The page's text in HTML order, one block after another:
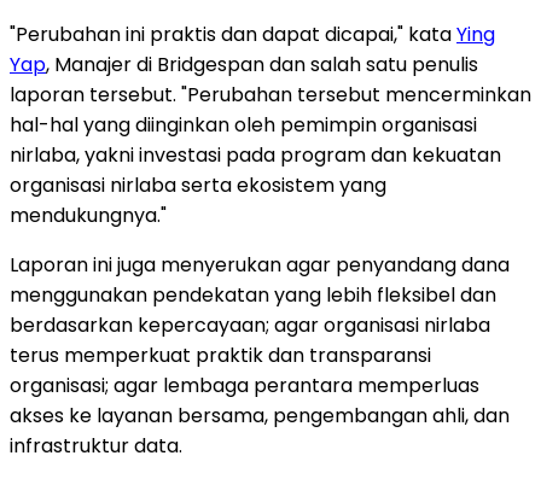
"Perubahan ini praktis dan dapat dicapai," kataYing
Yap, Manajer di Bridgespan dan salah satu penulis
laporan tersebut. "Perubahan tersebut mencerminkan
hal-hal yang diinginkan oleh pemimpin organisasi
nirlaba, yakni investasi pada program dan kekuatan
organisasi nirlaba serta ekosistem yang
mendukungnya."
Laporan ini juga menyerukan agar penyandang dana
menggunakan pendekatan yang lebih fleksibel dan
berdasarkan kepercayaan; agar organisasi nirlaba
terus memperkuat praktik dan transparansi
organisasi; agar lembaga perantara memperluas
akses ke layanan bersama, pengembangan ahli, dan
infrastruktur data.